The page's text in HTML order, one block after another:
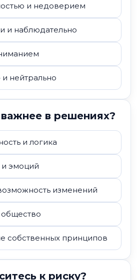
и недоверием
и наблюдательно
нейтрально
в решениях?
и логика
и эмоций
изменений
собственных принципов
к риску?